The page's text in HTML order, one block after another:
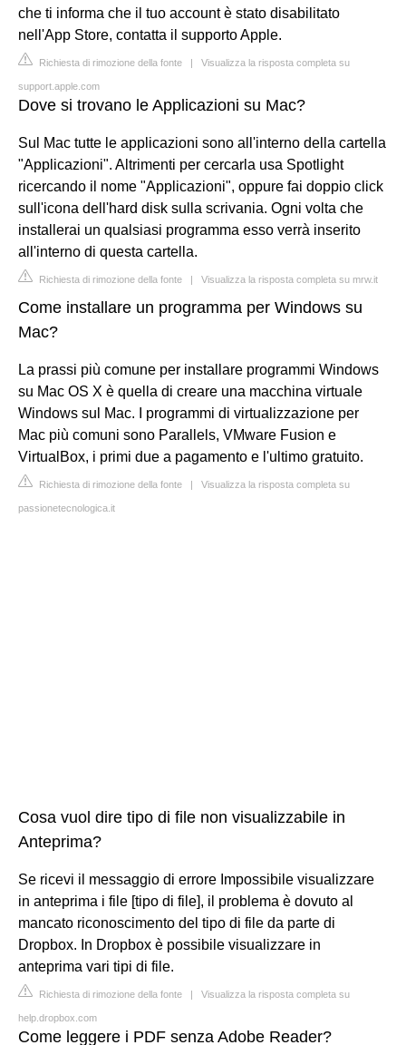
che ti informa che il tuo account è stato disabilitato
nell'App Store, contatta il supporto Apple.
Richiesta di rimozione della fonte | Visualizza la risposta completa su
support.apple.com
Dove si trovano le Applicazioni su Mac?
Sul Mac tutte le applicazioni sono all'interno della cartella
"Applicazioni". Altrimenti per cercarla usa Spotlight
ricercando il nome "Applicazioni", oppure fai doppio click
sull'icona dell'hard disk sulla scrivania. Ogni volta che
installerai un qualsiasi programma esso verrà inserito
all'interno di questa cartella.
Richiesta di rimozione della fonte | Visualizza la risposta completa su mrw.it
Come installare un programma per Windows su
Mac?
La prassi più comune per installare programmi Windows
su Mac OS X è quella di creare una macchina virtuale
Windows sul Mac. I programmi di virtualizzazione per
Mac più comuni sono Parallels, VMware Fusion e
VirtualBox, i primi due a pagamento e l'ultimo gratuito.
Richiesta di rimozione della fonte | Visualizza la risposta completa su
passionetecnologica.it
Cosa vuol dire tipo di file non visualizzabile in
Anteprima?
Se ricevi il messaggio di errore Impossibile visualizzare
in anteprima i file [tipo di file], il problema è dovuto al
mancato riconoscimento del tipo di file da parte di
Dropbox. In Dropbox è possibile visualizzare in
anteprima vari tipi di file.
Richiesta di rimozione della fonte | Visualizza la risposta completa su
help.dropbox.com
Come leggere i PDF senza Adobe Reader?